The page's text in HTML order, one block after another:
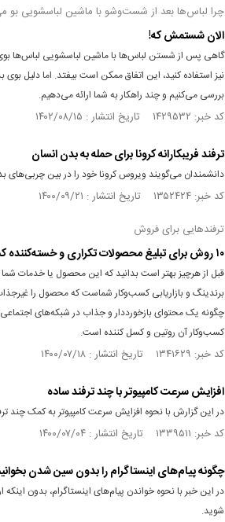
چرا لباس‌ها بعد از شست‌وشو با ماشین لباسشویی بو
الان شستمش که!
گاهی پس از شستن لباس‌ها با ماشین لباسشویی لباس‌ها
نیز استفاده ‌کنید، این اتفاق ممکن است بیفتد. اما دلیل
بررسی می‌کنیم و چند راهکار به شما ارائه می‌دهیم.
کد خبر: ۱۴۲۹۵۳۲ تاریخ انتشار : ۱۴۰۲/۰۸/۱۵
ترفند فریبکارانه کرونا برای حمله به بدن انسان
دانشمندان می‌گویند ویروس کرونا خود را در بین
کد خبر: ۱۳۵۲۴۲۴ تاریخ انتشار : ۱۴۰۰/۰۹/۲۱
ترفندهایی برای فروش
۱۰ روش برای تبلیغ محصولات تکراری و خسته‌کننده کسب‌و‌کار
قبل از هرچیز بهتر است بدانید که این محصول یا خدمات
برندینگ و بازاریابی کسب‌و‌کار شماست که محصول را
چگونه یک محتوای بازخورد‌دار و جذاب در شبکه‌های
کسب‌و‌کار آن روتین و کسل کننده است.
کد خبر: ۱۳۴۱۶۲۹ تاریخ انتشار : ۱۴۰۰/۰۷/۱۸
افزایش سرعت کامپیوتر با چند ترفند ساده
در این گزارش با نحوه افزایش سرعت کامپیوتر به کمک چند
کد خبر: ۱۳۳۹۵۱۱ تاریخ انتشار : ۱۴۰۰/۰۷/۰۴
چگونه پیام‌های اینستاگرام را بدون سین شدن
در این خبر با نحوه خواندن پیام‌های اینستاگرام، بدون
شوید.